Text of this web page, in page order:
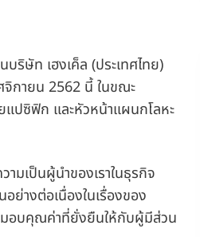
ริษัท เฮงเค็ล (ประเทศไทย)
จิกายน 2562 นี้ ในขณะ
แปซิฟิก และหัวหน้าแผนกโลหะ
มเป็นผู้นำของเราในธุรกิจ
ย่างต่อเนื่องในเรื่องของ
อบคุณค่าที่ยั่งยืนให้กับผู้มีส่วน